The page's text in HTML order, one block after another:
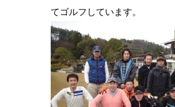
てゴルフしています。